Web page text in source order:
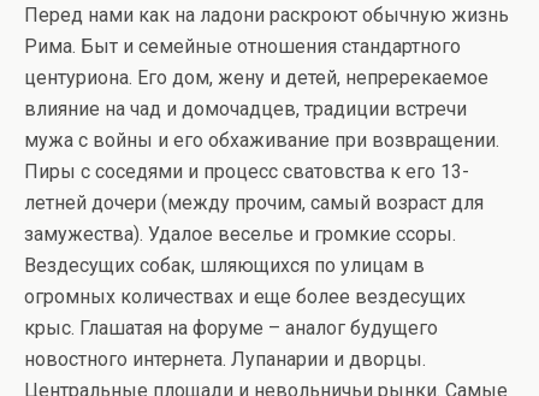
Перед нами как на ладони раскроют обычную жизнь
Рима. Быт и семейные отношения стандартного
центуриона. Его дом, жену и детей, непререкаемое
влияние на чад и домочадцев, традиции встречи
мужа с войны и его обхаживание при возвращении.
Пиры с соседями и процесс сватовства к его 13-
летней дочери (между прочим, самый возраст для
замужества). Удалое веселье и громкие ссоры.
Вездесущих собак, шляющихся по улицам в
огромных количествах и еще более вездесущих
крыс. Глашатая на форуме – аналог будущего
новостного интернета. Лупанарии и дворцы.
Центральные площади и невольничьи рынки. Самые